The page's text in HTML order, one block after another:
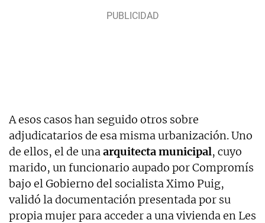
A esos casos han seguido otros sobre
adjudicatarios de esa misma urbanización. Uno
de ellos, el de unaarquitecta municipal, cuyo
marido, un funcionario aupado por Compromís
bajo el Gobierno del socialista Ximo Puig,
validó la documentación presentada por su
propia mujer para acceder a una vivienda en Les